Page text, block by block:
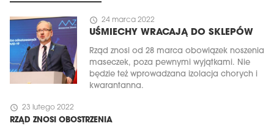
schedule 24 marca 2022
UŚMIECHY WRACAJĄ DO SKLEPÓW
Rząd znosi od 28 marca obowiązek noszenia
maseczek, poza pewnymi wyjątkami. Nie
będzie też wprowadzana izolacja chorych i
kwarantanna.
schedule 23 lutego 2022
RZĄD ZNOSI OBOSTRZENIA